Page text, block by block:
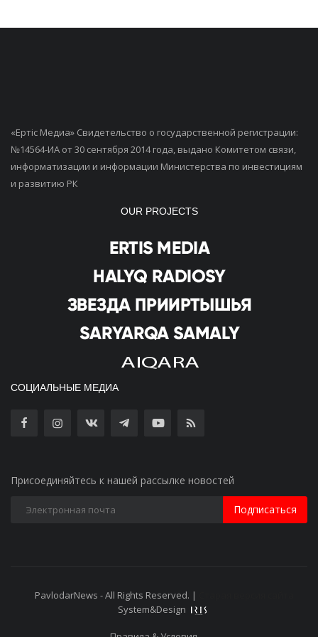
«Ертiс Медиа» Свидетельство о государственной регистрации:
№14564-ИА от 30 сентября 2014 года, выдано Комитетом связи,
информатизации и информации Министерства по инвестициям
и развитию РК
OUR PROJECTS
СОЦИАЛЬНЫЕ МЕДИА
Присоединяйтесь к нашей рассылке новостей
Подписаться
PavlodarNews - All Rights Reserved. |
System&Design